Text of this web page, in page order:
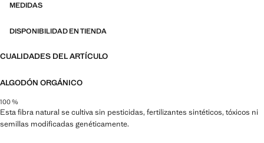
MEDIDAS
DISPONIBILIDAD EN TIENDA
CUALIDADES DEL ARTÍCULO
ALGODÓN ORGÁNICO
100 %
Esta fibra natural se cultiva sin pesticidas, fertilizantes sintéticos, tóxicos ni
semillas modificadas genéticamente.